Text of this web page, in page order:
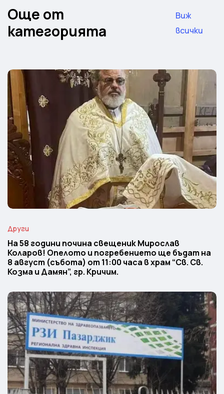
Още от
категорията
Виж
всички
Други
На 58 години почина свещеник Мирослав
Коларов! Опелото и погребението ще бъдат на
8 август (събота) от 11:00 часа в храм “Св. Св.
Козма и Дамян”, гр. Кричим.